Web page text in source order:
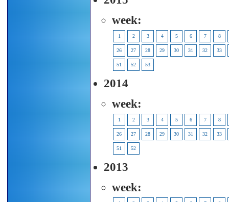
week:
1 2 3 4 5 6 7 8
26 27 28 29 30 31 32 33
51 52 53
2014
week:
1 2 3 4 5 6 7 8
26 27 28 29 30 31 32 33
51 52
2013
week: